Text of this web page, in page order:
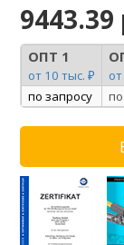
9443.39
ОПТ 1
от 10 тыс. ₽
по запросу